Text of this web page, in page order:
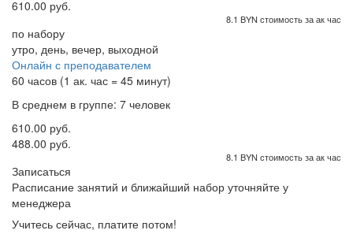
610.00 руб.
8.1 BYN стоимость за ак час
по набору
утро, день, вечер, выходной
Онлайн с преподавателем
60 часов (1 ак. час = 45 минут)
В среднем в группе: 7 человек
610.00 руб.
488.00 руб.
8.1 BYN стоимость за ак час
Записаться
Расписание занятий и ближайший набор уточняйте у
менеджера
Учитесь сейчас, платите потом!